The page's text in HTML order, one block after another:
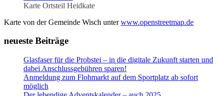
Karte Ortsteil Heidkate
Karte von der Gemeinde Wisch unterwww.openstreetmap.de
neueste Beiträge
Glasfaser für die Probstei – in die digitale Zukunft starten und
dabei Anschlussgebühren sparen!
Anmeldung zum Flohmarkt auf dem Sportplatz ab sofort
möglich